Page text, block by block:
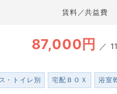
賃料／共益費
87,000円 ／
・トイレ別 宅配ＢＯＸ 浴室